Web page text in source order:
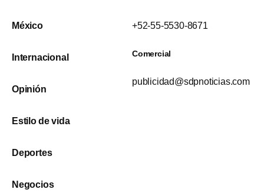
México
Internacional
Opinión
Estilo de vida
Deportes
Negocios
+52-55-5530-8671
Comercial
publicidad@sdpnoticias.com